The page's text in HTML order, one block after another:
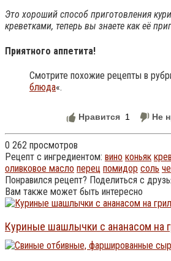
Это хороший способ приготовления
креветками, теперь вы знаете как её
Приятного аппетита!
Смотрите похожие рецепты в
блюда«.
Нравится 1 Не
0 262 просмотров
Рецепт с ингредиентом: вино коньяк
оливковое масло перец помидор соль
Понравился рецепт? Поделиться с
Вам также может быть интересно
Куриные шашлычки с ананасом на